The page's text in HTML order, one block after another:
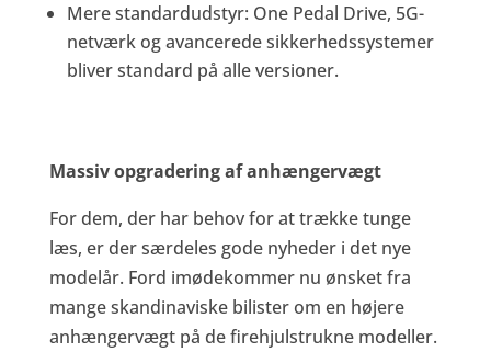
Mere standardudstyr: One Pedal Drive, 5G-
netværk og avancerede sikkerhedssystemer
bliver standard på alle versioner.
Massiv opgradering af anhængervægt
For dem, der har behov for at trække tunge
læs, er der særdeles gode nyheder i det nye
modelår. Ford imødekommer nu ønsket fra
mange skandinaviske bilister om en højere
anhængervægt på de firehjulstrukne modeller.